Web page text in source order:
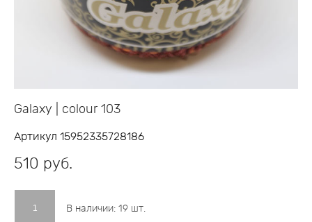
Galaxy | colour 103
Артикул 15952335728186
510 pуб.
В наличии: 19 шт.